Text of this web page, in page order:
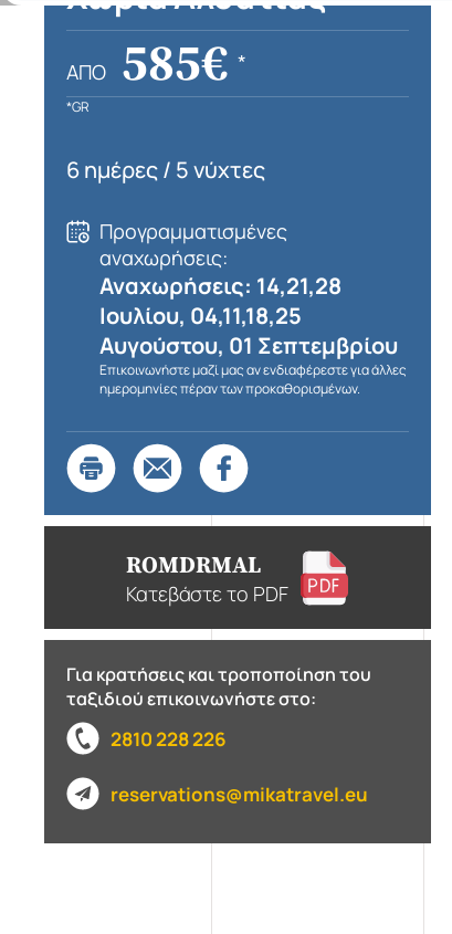
ΑΠΌ 585€ *
*GR
6 ημέρες / 5 νύχτες
Προγραμματισμένες
αναχωρήσεις:
Αναχωρήσεις: 14,21,28
Ιουλίου, 04,11,18,25
Αυγούστου, 01 Σεπτεμβρίου
Επικοινωνήστε μαζί μας αν ενδιαφέρεστε για άλλες
ημερομηνίες πέραν των προκαθορισμένων.
ROMDRMAL
Κατεβάστε το PDF
Για κρατήσεις και τροποποίηση του
ταξιδιού επικοινωνήστε στο:
2810 228 226
reservations@mikatravel.eu